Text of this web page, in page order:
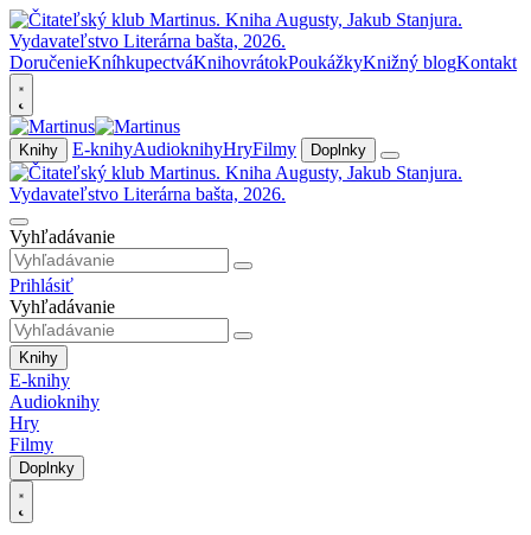
DoručenieKníhkupectváKnihovrátokPoukážkyKnižný blogKontakt
Knihy E-knihyAudioknihyHryFilmy Doplnky
Vyhľadávanie
Prihlásiť
Vyhľadávanie
Knihy
E-knihy
Audioknihy
Hry
Filmy
Doplnky